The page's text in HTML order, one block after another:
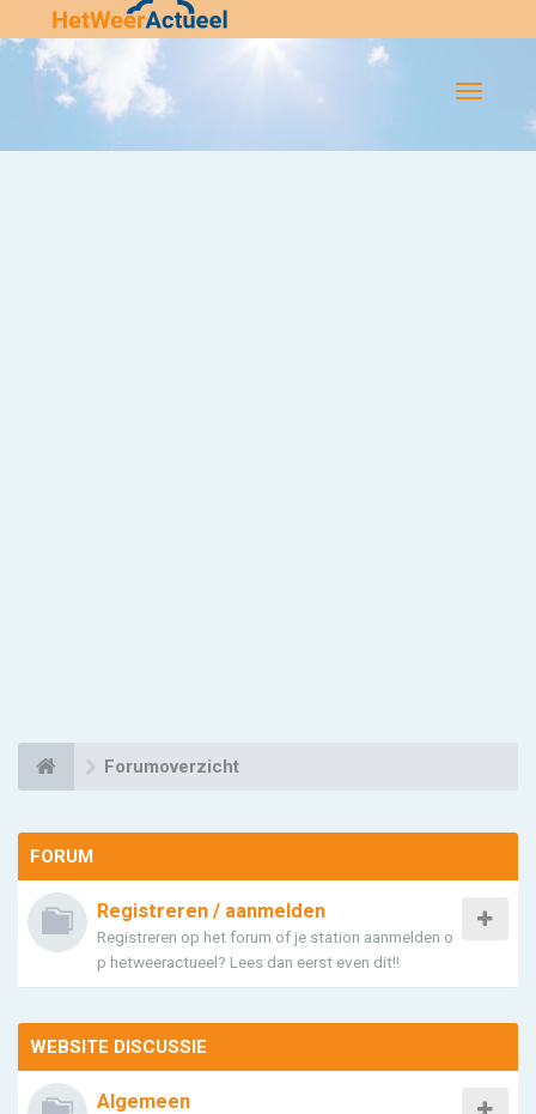
Flip-
Forumoverzicht
FORUM
Registreren / aanmelden
Registreren op het forum of je station aanmelden o
p hetweeractueel? Lees dan eerst even dit!!
WEBSITE DISCUSSIE
Algemeen